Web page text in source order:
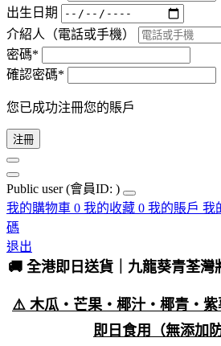
出生日期
介紹人（電話或手機）
密碼*
確認密碼*
您已成功注冊您的賬戶
注冊
Public user (會員ID: )
我的購物車 0 我的收藏 0 我的賬戶 我
碼
退出
🚚 全港即日送貨｜九龍葵青荃灣
⚠️ 木瓜・芒果・椰汁・椰青・
即日食用（無添加